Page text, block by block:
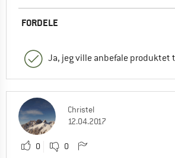
FORDELE
Ja, jeg ville anbefale produktet
Christel
12.04.2017
0 0